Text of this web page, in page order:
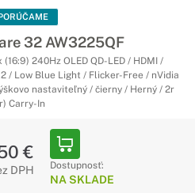
32 AW3225QF
240Hz OLED QD-LED / HDMI /
/ Low Blue Light / Flicker-Free / nVidia
nastaviteľný / čierny / Herný / 2r
Carry-In
€
DPH Dostupnosť:
NA SKLADE